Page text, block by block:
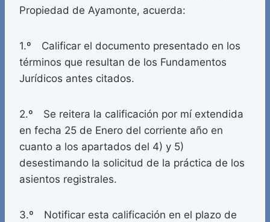
Propiedad de Ayamonte, acuerda:
1.º Calificar el documento presentado en los
términos que resultan de los Fundamentos
Jurídicos antes citados.
2.º Se reitera la calificación por mí extendida
en fecha 25 de Enero del corriente año en
cuanto a los apartados del 4) y 5)
desestimando la solicitud de la práctica de los
asientos registrales.
3.º Notificar esta calificación en el plazo de